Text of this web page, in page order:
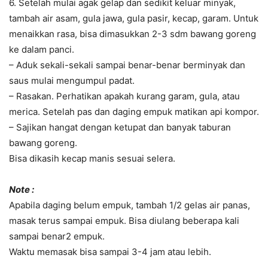
6. Setelah mulai agak gelap dan sedikit keluar minyak,
tambah air asam, gula jawa, gula pasir, kecap, garam. Untuk
menaikkan rasa, bisa dimasukkan 2-3 sdm bawang goreng
ke dalam panci.
– Aduk sekali-sekali sampai benar-benar berminyak dan
saus mulai mengumpul padat.
– Rasakan. Perhatikan apakah kurang garam, gula, atau
merica. Setelah pas dan daging empuk matikan api kompor.
– Sajikan hangat dengan ketupat dan banyak taburan
bawang goreng.
Bisa dikasih kecap manis sesuai selera.
Note :
Apabila daging belum empuk, tambah 1/2 gelas air panas,
masak terus sampai empuk. Bisa diulang beberapa kali
sampai benar2 empuk.
Waktu memasak bisa sampai 3-4 jam atau lebih.